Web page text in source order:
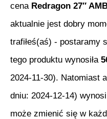
cena Redragon 27″
aktualnie jest dobry
trafiłeś(aś) - postaramy
tego produktu wynosiła
2024-11-30). Natomiast
dniu: 2024-12-14) wynosi
może zmienić się w